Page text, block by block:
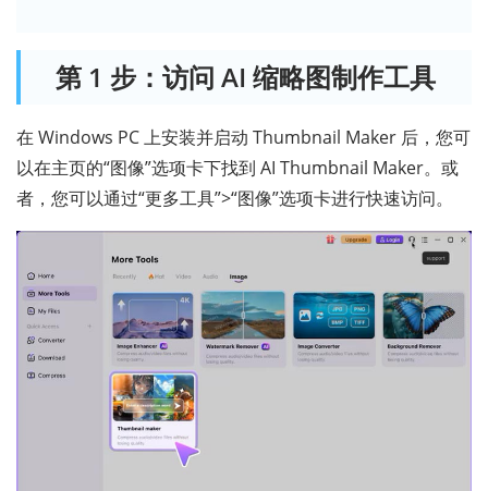
第 1 步：访问 AI 缩略图制作工具
在 Windows PC 上安装并启动 Thumbnail Maker 后，您可
以在主页的“图像”选项卡下找到 AI Thumbnail Maker。或
者，您可以通过“更多工具”>“图像”选项卡进行快速访问。